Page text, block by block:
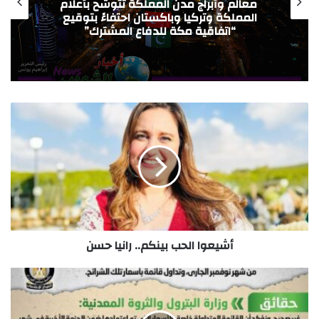
وتركيا وباكستان احتفاءً بتوقيع
مكة للدفاع المشترك”
لتقديم
أشيعوا الحب بينكم.. رانيا حسن